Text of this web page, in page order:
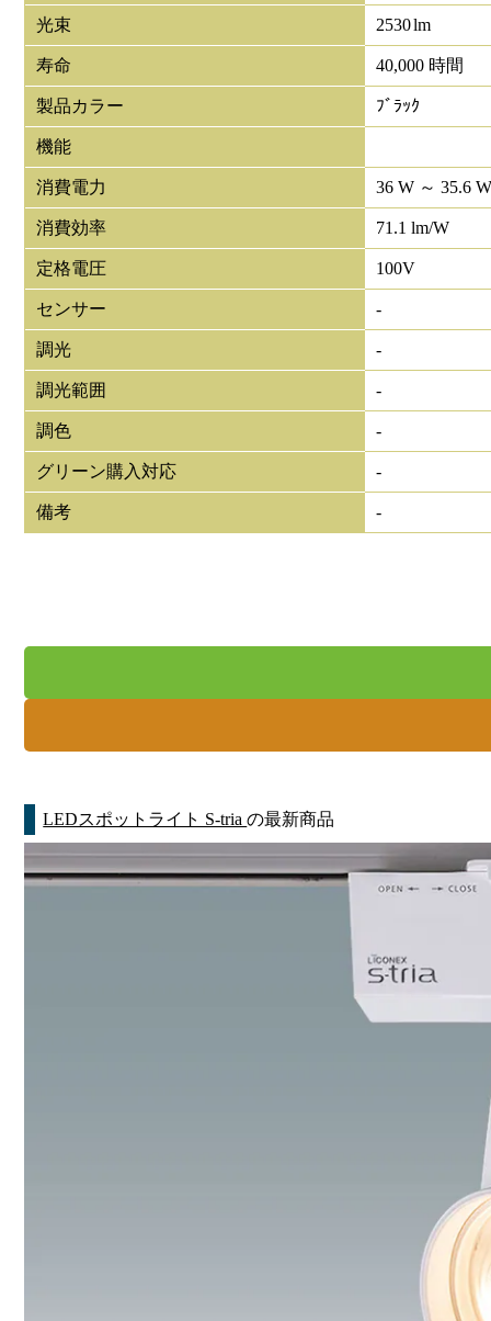
光束 2530lm
寿命 40,000 時間
製品カラー ﾌﾞﾗｯｸ
機能
消費電力 36 W ～ 35.6
消費効率 71.1 lm/W
定格電圧 100V
センサー -
調光 -
調光範囲 -
調色 -
グリーン購入対応 -
備考 -
LEDスポットライト S-triaの最新商品